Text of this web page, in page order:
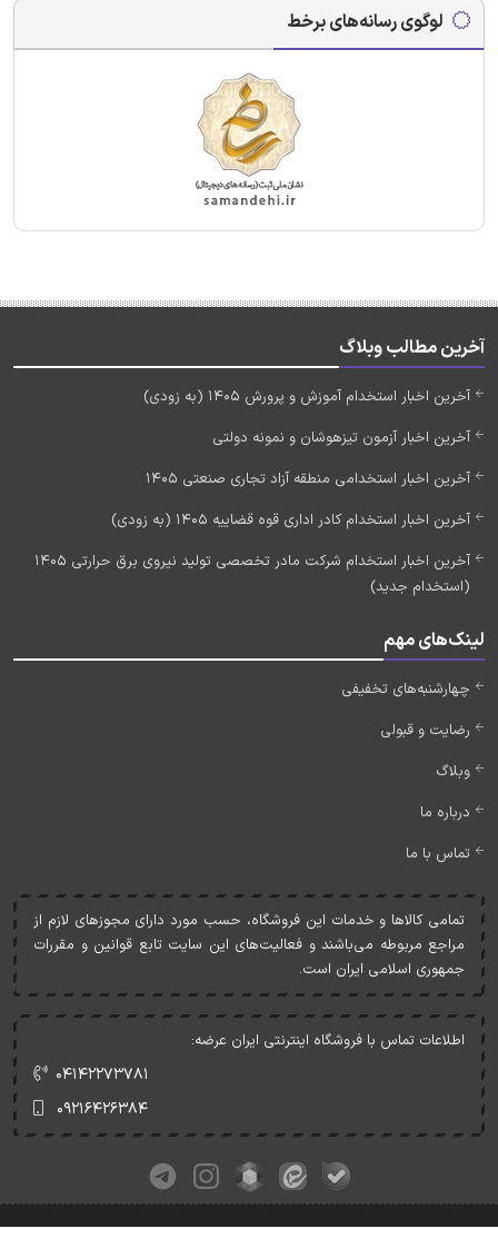
لوگوی رسانه‌های برخط
آخرین مطالب وبلاگ
آخرین اخبار استخدام آموزش و پرورش 1405 (به زودی)
آخرین اخبار آزمون تیزهوشان و نمونه دولتی
آخرین اخبار استخدامی منطقه آزاد تجاری صنعتی 1405
آخرین اخبار استخدام کادر اداری قوه قضاییه 1405 (به زودی)
آخرین اخبار استخدام شرکت مادر تخصصی تولید نیروی برق حرارتی 1405
(استخدام جدید)
لینک‌های مهم
چهارشنبه‌های تخفیفی
رضایت و قبولی
وبلاگ
درباره ما
تماس با ما
تمامی کالاها و خدمات اين فروشگاه، حسب مورد دارای مجوزهای لازم از
مراجع مربوطه می‌باشند و فعاليت‌های اين سايت تابع قوانين و مقررات
جمهوری اسلامی ايران است.
اطلاعات تماس با فروشگاه اینترنتی ایران عرضه:
۰۴۱۴۲۲۷۳۷۸۱
۰۹۲۱۶۴۲۶۳۸۴